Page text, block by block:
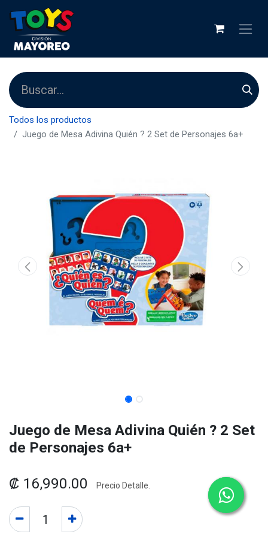
Todos los productos
Juego de Mesa Adivina Quién ? 2 Set de Personajes 6a+
Juego de Mesa Adivina Quién ? 2 Set
de Personajes 6a+
₡ 16,990.00 Precio Detalle.